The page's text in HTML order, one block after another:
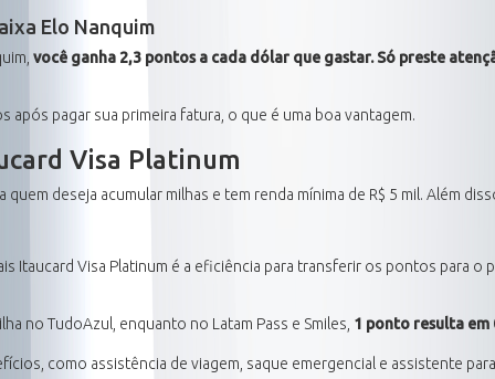
Elo Nanquim
você ganha 2,3 pontos a cada dólar que gastar. Só preste
após pagar sua primeira fatura, o que é uma boa vantagem.
Visa Platinum
deseja acumular milhas e tem renda mínima de R$ 5 mil. Além
Itaucard Visa Platinum é a eficiência para transferir os pontos para o
no TudoAzul, enquanto no Latam Pass e Smiles, 1 ponto resulta em
como assistência de viagem, saque emergencial e assistente